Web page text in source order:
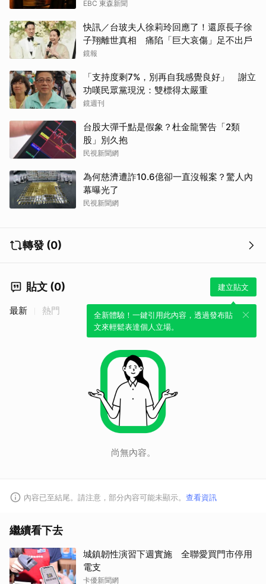
EBC 東森新聞
快訊／台玻夫人徐莉玲回應了！還原長子徐
子翔離世真相 痛陷「巨大哀傷」足不出戶
鏡報
「支持度剩7%，別再自我感覺良好」 謝立
功嘆民眾黨現況：雙標得太嚴重
鏡週刊
台股大彈千點是假象？杜金龍警告「2類
股」別久抱
民視新聞網
為何慈濟遭詐10.6億卻一直沒報案？驚人內
幕曝光了
民視新聞網
轉發 (0)
貼文 (0) 建立貼文
全新體驗！一鍵引用此內容，透過發布貼
文來輕鬆表達個人立場。
最新 熱門
尚無內容。
內容已至結尾。請注意，部分內容可能未顯示。 查看資訊
繼續看下去
城鎮韌性演習下週實施 全聯愛買門市停用
電支
卡優新聞網
取消